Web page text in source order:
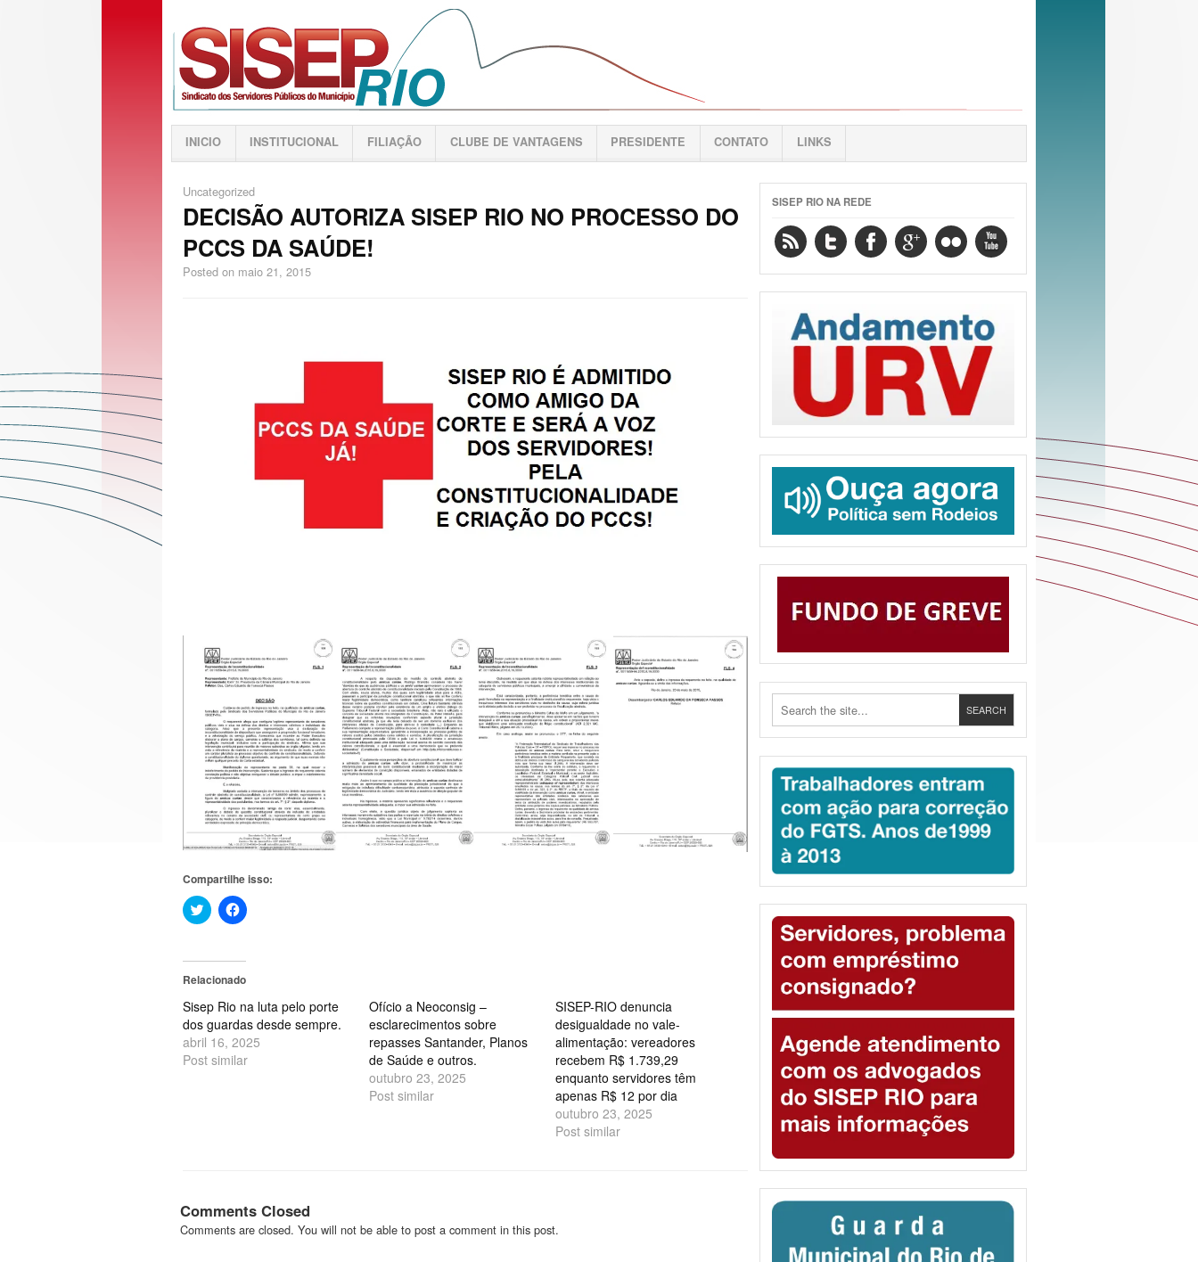
INICIO INSTITUCIONAL FILIAÇÃO CLUBE DE VANTAGENS PRESIDENTE CONTATO LINKS
Uncategorized
DECISÃO AUTORIZA SISEP RIO NO PROCESSO DO
PCCS DA SAÚDE!
Posted on maio 21, 2015
Compartilhe isso:
Clique
para
em
nova
janela)
Clique
para
em
nova
janela)
Relacionado
Sisep Rio na luta pelo porte
dos guardas desde sempre.
abril 16, 2025
Post similar
Ofício a Neoconsig –
esclarecimentos sobre
repasses Santander, Planos
de Saúde e outros.
outubro 23, 2025
Post similar
SISEP-RIO denuncia
desigualdade no vale-
alimentação: vereadores
recebem R$ 1.739,29
enquanto servidores têm
apenas R$ 12 por dia
outubro 23, 2025
Post similar
Comments Closed
Comments are closed. You will not be able to post a comment in this post.
SISEP RIO NA REDE